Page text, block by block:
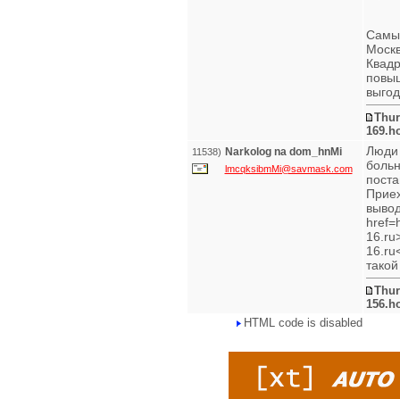
11538) Narkolog na dom_hnMi
lmcqksibmMi@savmask.com
Люди
HTML code is disabled